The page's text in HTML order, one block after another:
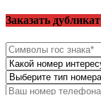
Заказать дубликат